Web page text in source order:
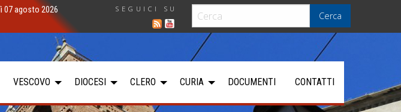
Cerca
SEGUICI SU
07 agosto 2026
VESCOVO DIOCESI CLERO CURIA DOCUMENTI CONTATTI